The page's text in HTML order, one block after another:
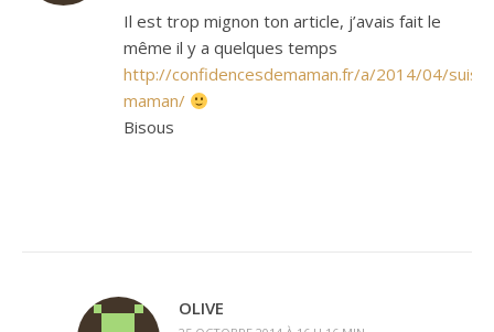
Il est trop mignon ton article, j’avais fait le
même il y a quelques temps
http://confidencesdemaman.fr/a/2014/04/suis-
maman/
Bisous
OLIVE